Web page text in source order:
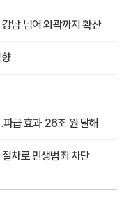
남 넘어 외곽까지 확산
급 효과 26조 원 달해
차로 민생범죄 차단